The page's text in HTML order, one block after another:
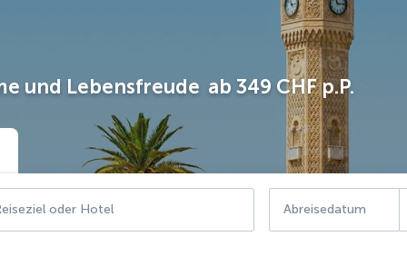
und Lebensfreude ab 349 CHF p.P.
oder Hotel Abreisedatum